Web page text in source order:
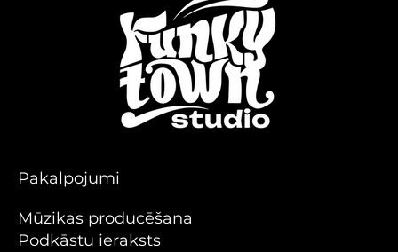
Pakalpojumi
Mūzikas producēšana
Podkāstu ieraksts